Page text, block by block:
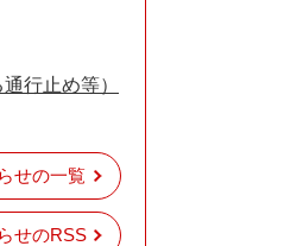
行止め等）
せの一覧
せのRSS